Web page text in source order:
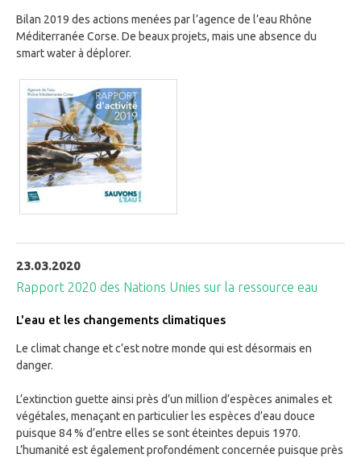
Bilan 2019 des actions menées par l’agence de l’eau Rhône
Méditerranée Corse. De beaux projets, mais une absence du
smart water à déplorer.
23.03.2020
Rapport 2020 des Nations Unies sur la ressource eau
L'eau et les changements climatiques
Le climat change et c’est notre monde qui est désormais en
danger.
L’extinction guette ainsi près d’un million d’espèces animales et
végétales, menaçant en particulier les espèces d’eau douce
puisque 84 % d’entre elles se sont éteintes depuis 1970.
L’humanité est également profondément concernée puisque près